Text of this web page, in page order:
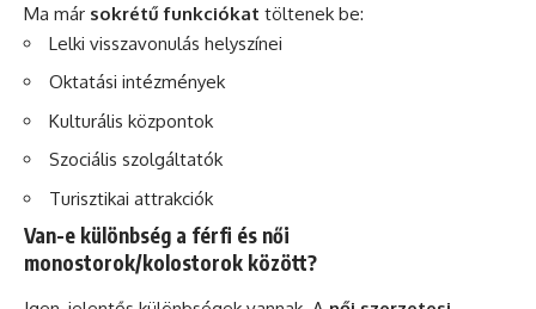
Ma már sokrétű funkciókat töltenek be:
Lelki visszavonulás helyszínei
Oktatási intézmények
Kulturális központok
Szociális szolgáltatók
Turisztikai attrakciók
Van-e különbség a férfi és női
monostorok/kolostorok között?